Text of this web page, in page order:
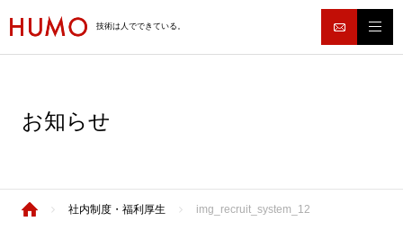
技術は人でできている。
お知らせ
社内制度・福利厚生 img_recruit_system_12